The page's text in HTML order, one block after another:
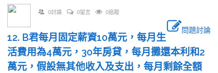
0討論 0留言 0追蹤
問題討論
12. B君每月固定薪資10萬元，每月生
活費用為4萬元，30年房貸，每月攤還本利和2
萬元，假設無其他收入及支出，每月剩餘全額